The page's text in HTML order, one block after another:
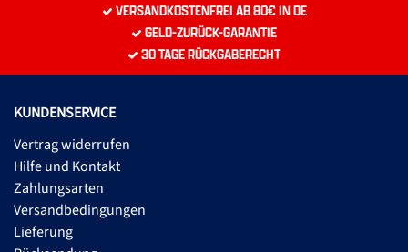
VERSANDKOSTENFREI AB 80€ IN DE
GELD-ZURÜCK-GARANTIE
30 TAGE RÜCKGABERECHT
KUNDENSERVICE
Vertrag widerrufen
Hilfe und Kontakt
Zahlungsarten
Versandbedingungen
Lieferung